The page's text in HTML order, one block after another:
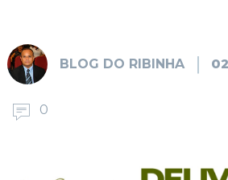
BLOG DO RIBINHA
0